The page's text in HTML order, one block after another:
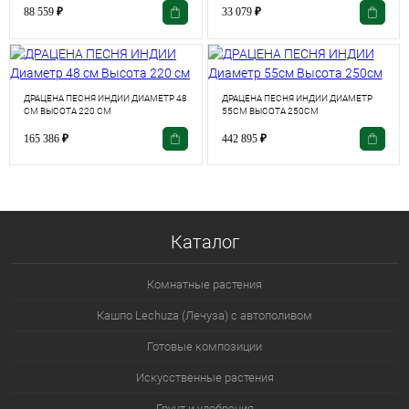
88 559 ₽ 33 079 ₽
ДРАЦЕНА ПЕСНЯ ИНДИИ ДИАМЕТР 48
СМ ВЫСОТА 220 СМ
165 386 ₽
ДРАЦЕНА ПЕСНЯ ИНДИИ ДИАМЕТР
55СМ ВЫСОТА 250СМ
442 895 ₽
Каталог
Комнатные растения
Кашпо Lechuza (Лечуза) с автополивом
Готовые композиции
Искусственные растения